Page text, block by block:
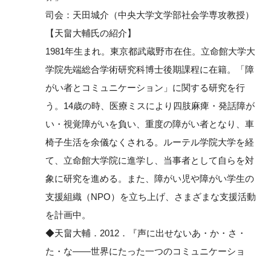
司会：天田城介（中央大学文学部社会学専攻教授）
【天畠大輔氏の紹介】
1981年生まれ。東京都武蔵野市在住。立命館大学大
学院先端総合学術研究科博士後期課程に在籍。「障
がい者とコミュニケーション」に関する研究を行
う。14歳の時、医療ミスにより四肢麻痺・発話障が
い・視覚障がいを負い、重度の障がい者となり、車
椅子生活を余儀なくされる。ルーテル学院大学を経
て、立命館大学院に進学し、当事者として自らを対
象に研究を進める。また、障がい児や障がい学生の
支援組織（NPO）を立ち上げ、さまざまな支援活動
を計画中。
◆天畠大輔．2012．『声に出せないあ・か・さ・
た・な――世界にたった一つのコミュニケーショ